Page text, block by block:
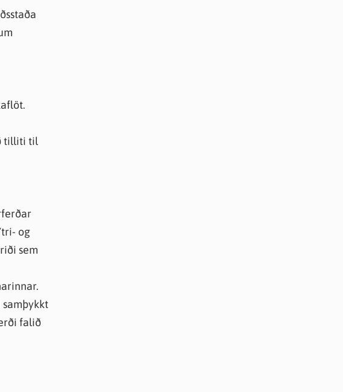
tilliti til
og
sem
falið